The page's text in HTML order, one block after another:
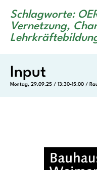
Schlagworte:
Vernetzung,
Input
Montag, 29.09.25 / 13:30-15:00 /